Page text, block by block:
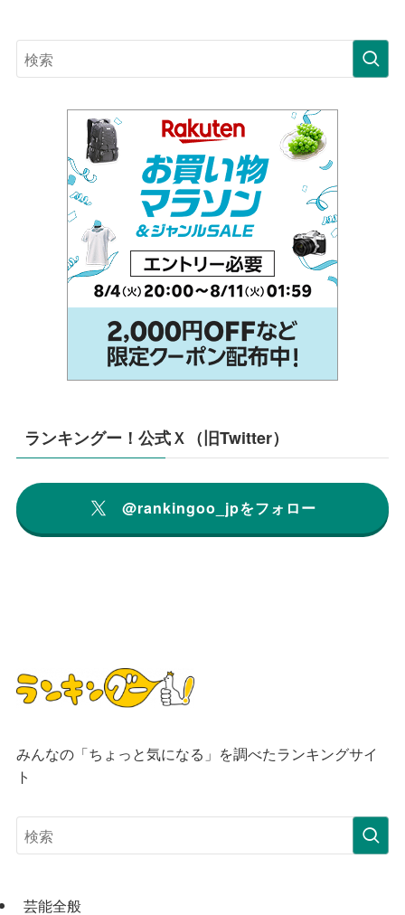
ランキングー！公式Ｘ（旧Twitter）
@rankingoo_jpをフォロー
みんなの「ちょっと気になる」を調べたランキングサイ
ト
芸能全般